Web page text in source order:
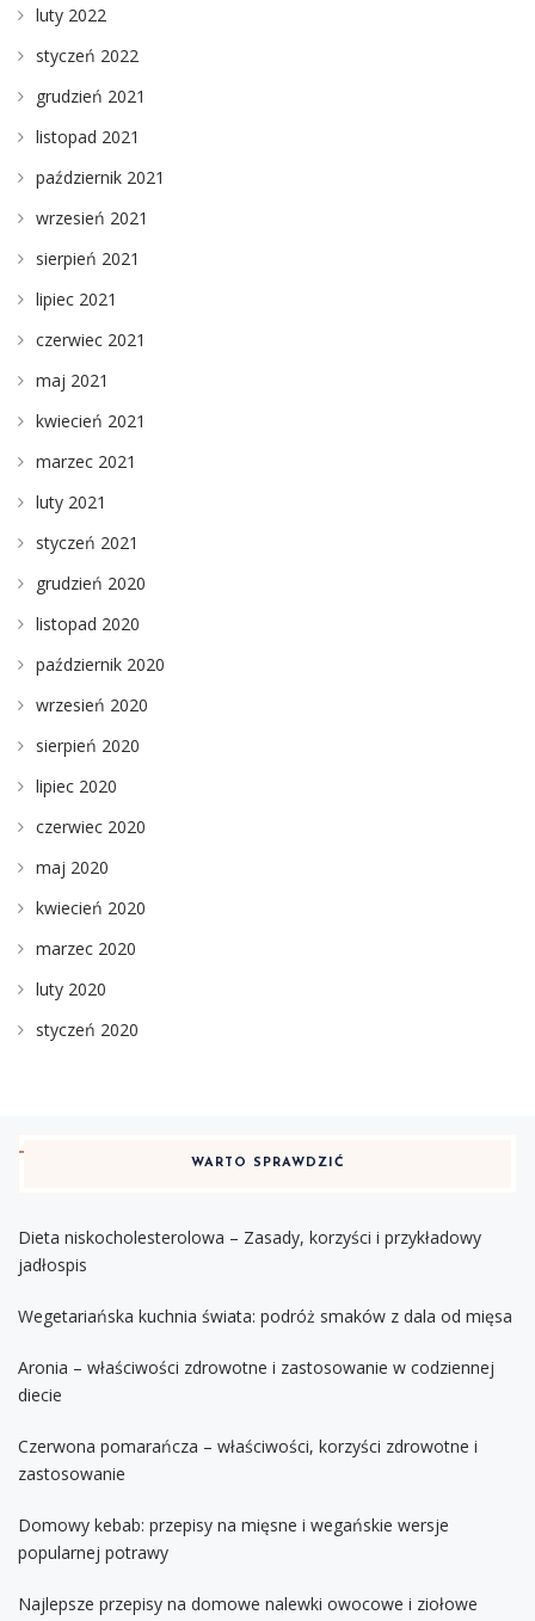
luty 2022
styczeń 2022
grudzień 2021
listopad 2021
październik 2021
wrzesień 2021
sierpień 2021
lipiec 2021
czerwiec 2021
maj 2021
kwiecień 2021
marzec 2021
luty 2021
styczeń 2021
grudzień 2020
listopad 2020
październik 2020
wrzesień 2020
sierpień 2020
lipiec 2020
czerwiec 2020
maj 2020
kwiecień 2020
marzec 2020
luty 2020
styczeń 2020
WARTO SPRAWDZIĆ
Dieta niskocholesterolowa – Zasady, korzyści i przykładowy
jadłospis
Wegetariańska kuchnia świata: podróż smaków z dala od mięsa
Aronia – właściwości zdrowotne i zastosowanie w codziennej
diecie
Czerwona pomarańcza – właściwości, korzyści zdrowotne i
zastosowanie
Domowy kebab: przepisy na mięsne i wegańskie wersje
popularnej potrawy
Najlepsze przepisy na domowe nalewki owocowe i ziołowe